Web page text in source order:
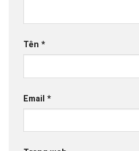
Tên *
Email *